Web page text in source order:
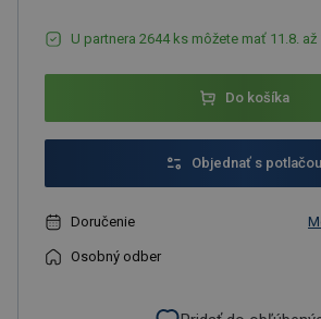
U partnera 2644 ks môžete mať 11.8. až
Do košíka
Objednať s potlačou
Doručenie
Osobný odber